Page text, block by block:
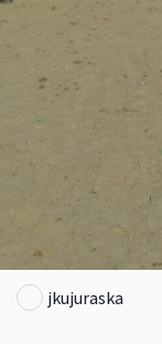
jkujuraska